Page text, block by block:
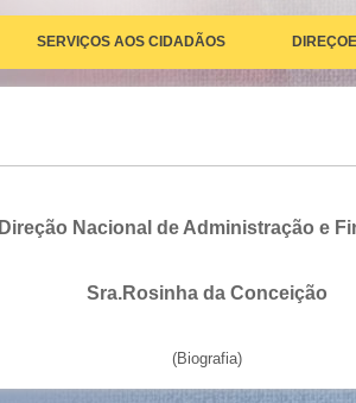
SERVIÇOS AOS CIDADÃOS
Direção Nacional de Administração e
Sra.Rosinha da Conceição
(Biografia)